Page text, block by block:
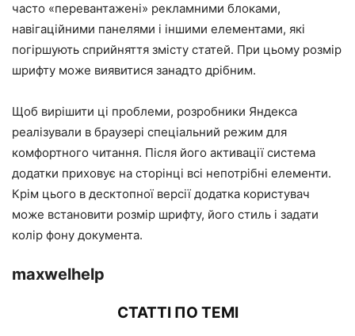
часто «перевантажені» рекламними блоками,
навігаційними панелями і іншими елементами, які
погіршують сприйняття змісту статей. При цьому розмір
шрифту може виявитися занадто дрібним.
Щоб вирішити ці проблеми, розробники Яндекса
реалізували в браузері спеціальний режим для
комфортного читання. Після його активації система
додатки приховує на сторінці всі непотрібні елементи.
Крім цього в десктопної версії додатка користувач
може встановити розмір шрифту, його стиль і задати
колір фону документа.
maxwelhelp
СТАТТІ ПО ТЕМІ